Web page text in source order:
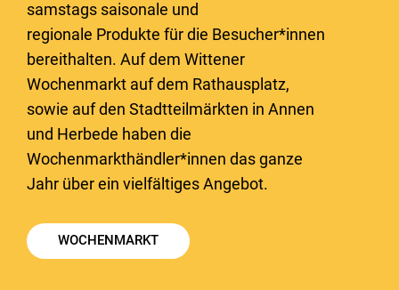
samstags saisonale und
regionale Produkte für die Besucher*innen
bereithalten. Auf dem Wittener
Wochenmarkt auf dem Rathausplatz,
sowie auf den Stadtteilmärkten in Annen
und Herbede haben die
Wochenmarkthändler*innen das ganze
Jahr über ein vielfältiges Angebot.
WOCHENMARKT